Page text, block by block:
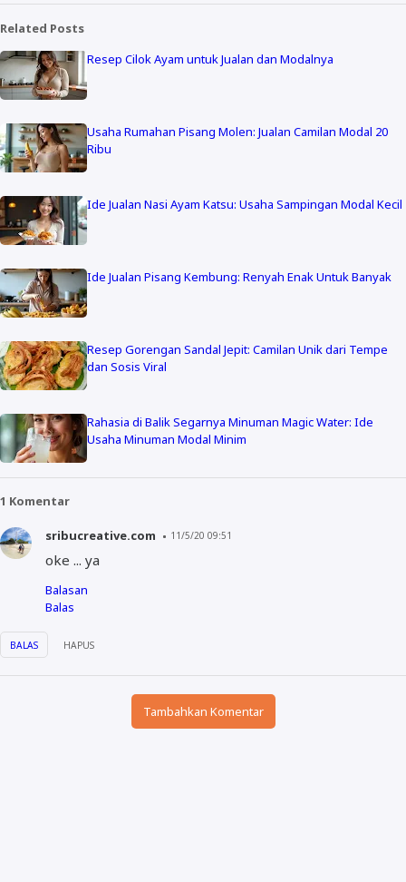
Related Posts
Resep Cilok Ayam untuk Jualan dan Modalnya
Usaha Rumahan Pisang Molen: Jualan Camilan Modal 20
Ribu
Ide Jualan Nasi Ayam Katsu: Usaha Sampingan Modal Kecil
Ide Jualan Pisang Kembung: Renyah Enak Untuk Banyak
Resep Gorengan Sandal Jepit: Camilan Unik dari Tempe
dan Sosis Viral
Rahasia di Balik Segarnya Minuman Magic Water: Ide
Usaha Minuman Modal Minim
1 Komentar
sribucreative.com 11/5/20 09:51
oke ... ya
BALAS HAPUS
Balasan
Balas
Tambahkan Komentar